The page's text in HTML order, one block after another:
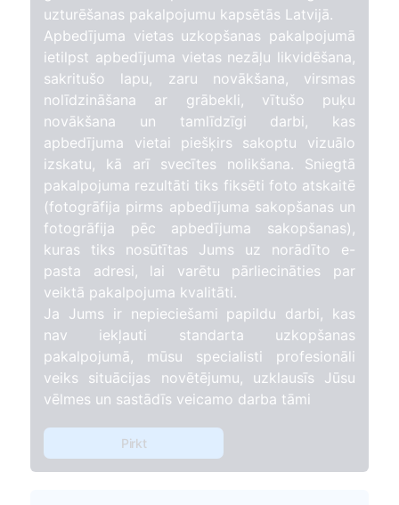
uzturēšanas pakalpojumu kapsētās Latvijā.
Apbedījuma vietas uzkopšanas pakalpojumā
ietilpst apbedījuma vietas nezāļu likvidēšana,
sakritušo lapu, zaru novākšana, virsmas
nolīdzināšana ar grābekli, vītušo puķu
novākšana un tamlīdzīgi darbi, kas
apbedījuma vietai piešķirs sakoptu vizuālo
izskatu, kā arī svecītes nolikšana. Sniegtā
pakalpojuma rezultāti tiks fiksēti foto atskaitē
(fotogrāfija pirms apbedījuma sakopšanas un
fotogrāfija pēc apbedījuma sakopšanas),
kuras tiks nosūtītas Jums uz norādīto e-
pasta adresi, lai varētu pārliecināties par
veiktā pakalpojuma kvalitāti.
Ja Jums ir nepieciešami papildu darbi, kas
nav iekļauti standarta uzkopšanas
pakalpojumā, mūsu specialisti profesionāli
veiks situācijas novētējumu, uzklausīs Jūsu
vēlmes un sastādīs veicamo darba tāmi
Pirkt